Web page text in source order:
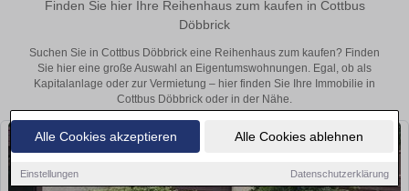
Alle Cookies akzeptieren Alle Cookies ablehnen
Einstellungen Datenschutzerklärung
Finden Sie hier Ihre Reihenhaus zum kaufen in Cottbus
Döbbrick
Suchen Sie in Cottbus Döbbrick eine Reihenhaus zum kaufen? Finden
Sie hier eine große Auswahl an Eigentumswohnungen. Egal, ob als
Kapitalanlage oder zur Vermietung – hier finden Sie Ihre Immobilie in
Cottbus Döbbrick oder in der Nähe.